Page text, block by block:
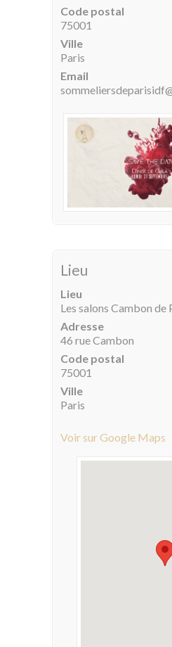
Code postal
75001
Ville
Paris
Email
Lieu
Lieu
Les salons Cambon
Adresse
46 rue Cambon
Code postal
75001
Ville
Paris
Voir sur Google Maps